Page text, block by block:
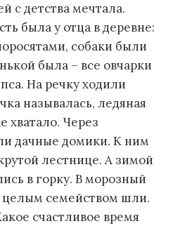
с детства мечтала.
была у отца в деревне:
собаки были
была – все овчарки
На речку ходили
называлась, ледяная
хватало. Через
дачные домики. К ним
лестнице. А зимой
в горку. В морозный
семейством шли.
счастливое время